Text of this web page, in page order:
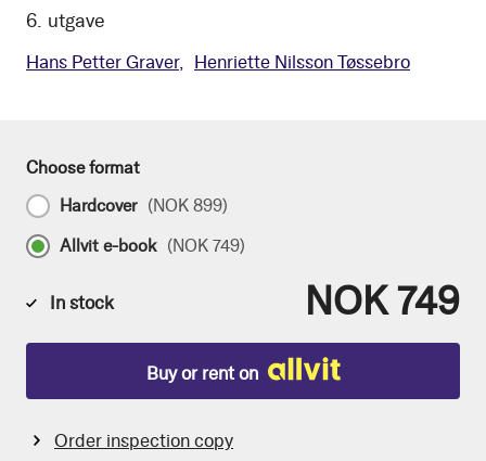
6. utgave
Hans Petter Graver Henriette Nilsson Tøssebro
Choose format
Hardcover (NOK 899)
Allvit e-book (NOK 749)
In stock NOK 749
Buy or rent on
Order inspection copy